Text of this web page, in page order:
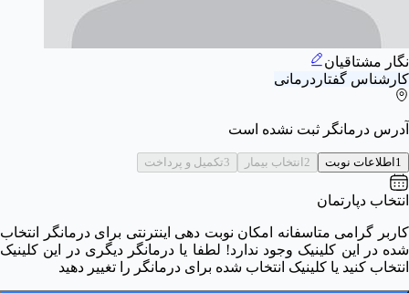
نگار مشتاقیان
کارشناس گفتاردرمانی
آدرس درمانگر ثبت نشده است
1اطلاعات نوبت 2انتخاب بیمار 3تکمیل و پرداخت
انتخاب دپارتمان
کاربر گرامی متاسفانه امکان نوبت دهی اینترنتی برای درمانگر انتخاب
شده در این کلینیک وجود ندارد! لطفا یا درمانگر دیگری در این کلینیک
انتخاب کنید یا کلینیک انتخاب شده برای درمانگر را تغییر دهید